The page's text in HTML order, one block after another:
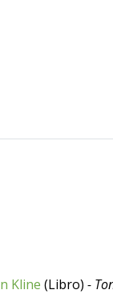
Kline (Libro) -